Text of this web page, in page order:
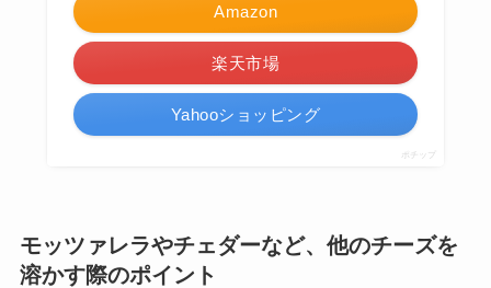
Amazon
楽天市場
Yahooショッピング
ポチップ
モッツァレラやチェダーなど、他のチーズを
溶かす際のポイント